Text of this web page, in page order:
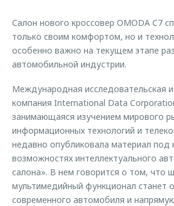
Кредитный калькулятор
Аксессуары
Оригинальные аксессуары
Трейд-ин
Калькулятор трейд-ин
Руководства по эксплуатации
Клиентская поддержка
Клуб владельцев OMODA
Аксессуары
Одежда и сувениры
Оригинальные аксессуары
Запчасти
Салон нового кроссовер OMODA C7
только своим комфортом, но и
особенно важно на текущем этапе
автомобильной индустрии.
Международная исследовательская и
компания International Data
занимающаяся изучением мирового
информационных технологий и
недавно опубликовала материал под
возможностях интеллектуального
салона». В нем говорится о том, что
мультимедийный функционал станет
современного автомобиля и